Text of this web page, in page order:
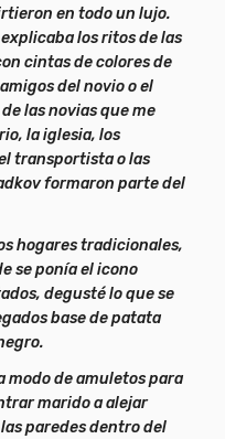
en todo un lujo.
los ritos de las
cintas de colores de
del novio o el
las novias que me
la iglesia, los
transportista o las
formaron parte del
hogares tradicionales,
se ponía el icono
degusté lo que se
base de patata
modo de amuletos para
marido a alejar
paredes dentro del